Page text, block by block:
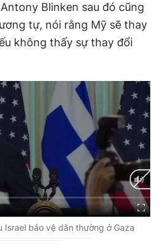
điện thoại
Liên hệ quảng cáo
0908 780 404
RSS Tòa soạn Chính sách bảo
Toàn
trực: Hải Thành
Dũng
Việt Hưng
Blinken sau đó cũng
tự, nói rằng Mỹ sẽ thay
không thấy sự thay đổi
Israel bảo vệ dân thường ở Gaza